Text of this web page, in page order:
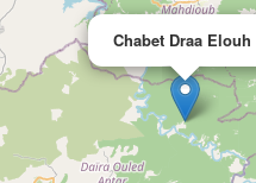
Chabet Draa Elouh